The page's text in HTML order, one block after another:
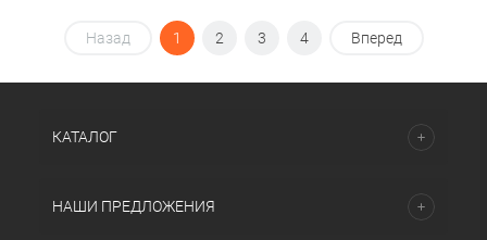
Назад 1 2 3 4 Вперед
КАТАЛОГ
НАШИ ПРЕДЛОЖЕНИЯ